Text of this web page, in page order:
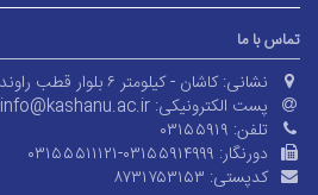
تماس با ما
نشانی: کاشان - کیلومتر ۶ بلوار قطب راوندی
پست الکترونیکی: info@kashanu.ac.ir
تلفن: ۰۳۱۵۵۹۱۹
دورنگار: ۰۳۱۵۵۵۱۱۱۲۱-۰۳۱۵۵۹۱۴۹۹۹
کدپستی: ۸۷۳۱۷۵۳۱۵۳